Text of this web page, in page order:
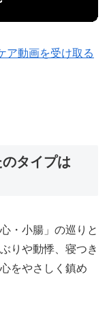
ア動画を受け取る
タイプは
・小腸」の巡りと
りや動悸、寝つき
をやさしく鎮め